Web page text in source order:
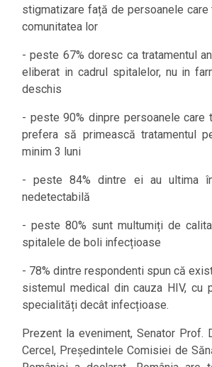
stigmatizare față de persoanele care
comunitatea lor
- peste 67% doresc ca tratamentul
eliberat in cadrul spitalelor, nu in
deschis
- peste 90% dinpre persoanele care
prefera să primească tratamentul
minim 3 luni
- peste 84% dintre ei au ultima
nedetectabilă
- peste 80% sunt multumiți de
spitalele de boli infecțioase
- 78% dintre respondenti spun că
sistemul medical din cauza HIV, cu
specialități decât infecțioase.
Prezent la eveniment, Senator Prof.
Cercel, Președintele Comisiei de